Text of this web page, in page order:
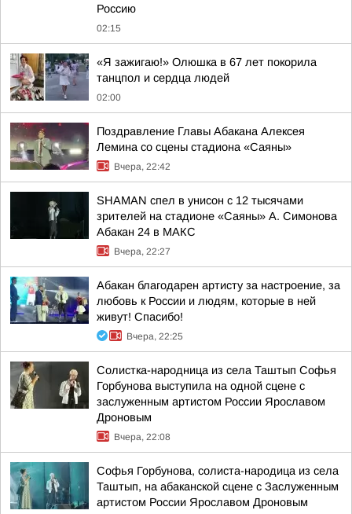
Россию
02:15
«Я зажигаю!» Олюшка в 67 лет покорила
танцпол и сердца людей
02:00
Поздравление Главы Абакана Алексея
Лемина со сцены стадиона «Саяны»
Вчера, 22:42
SHAMAN спел в унисон с 12 тысячами
зрителей на стадионе «Саяны» А. Симонова
Абакан 24 в МАКС
Вчера, 22:27
Абакан благодарен артисту за настроение, за
любовь к России и людям, которые в ней
живут! Спасибо!
Вчера, 22:25
Солистка-народница из села Таштып Софья
Горбунова выступила на одной сцене с
заслуженным артистом России Ярославом
Дроновым
Вчера, 22:08
Софья Горбунова, солиста-народица из села
Таштып, на абаканской сцене с Заслуженным
артистом России Ярославом Дроновым